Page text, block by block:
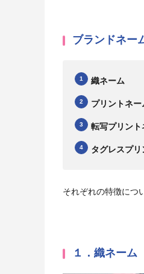
ブランドネー
織ネーム
プリントネー
転写プリント
タグレスプリ
それぞれの特徴につ
１．織ネーム